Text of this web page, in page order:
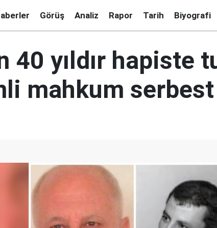
Görüş Analiz Rapor Tarih Biyografi
40 yıldır hapiste
mahkum serbest